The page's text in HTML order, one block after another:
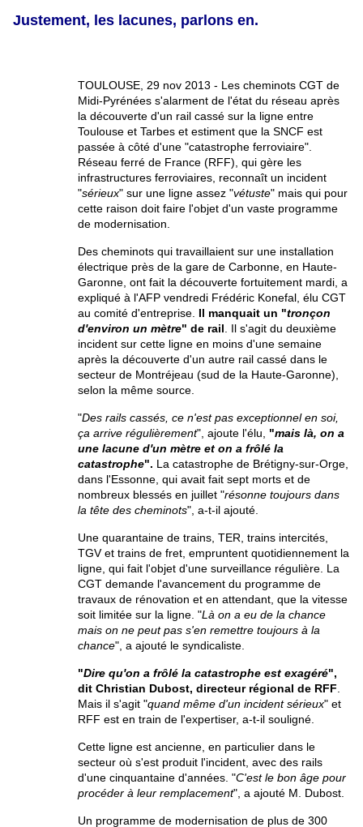
Justement, les lacunes, parlons en.
TOULOUSE, 29 nov 2013 - Les cheminots CGT de
Midi-Pyrénées s'alarment de l'état du réseau après
la découverte d'un rail cassé sur la ligne entre
Toulouse et Tarbes et estiment que la SNCF est
passée à côté d'une "catastrophe ferroviaire".
Réseau ferré de France (RFF), qui gère les
infrastructures ferroviaires, reconnaît un incident
"sérieux" sur une ligne assez "vétuste" mais qui pour
cette raison doit faire l'objet d'un vaste programme
de modernisation.
Des cheminots qui travaillaient sur une installation
électrique près de la gare de Carbonne, en Haute-
Garonne, ont fait la découverte fortuitement mardi, a
expliqué à l'AFP vendredi Frédéric Konefal, élu CGT
au comité d'entreprise. Il manquait un "tronçon
d'environ un mètre" de rail . Il s'agit du deuxième
incident sur cette ligne en moins d'une semaine
après la découverte d'un autre rail cassé dans le
secteur de Montréjeau (sud de la Haute-Garonne),
selon la même source.
"Des rails cassés, ce n'est pas exceptionnel en soi,
ça arrive régulièrement", ajoute l'élu, "mais là, on a
une lacune d'un mètre et on a frôlé la
catastrophe". La catastrophe de Brétigny-sur-Orge,
dans l'Essonne, qui avait fait sept morts et de
nombreux blessés en juillet "résonne toujours dans
la tête des cheminots", a-t-il ajouté.
Une quarantaine de trains, TER, trains intercités,
TGV et trains de fret, empruntent quotidiennement la
ligne, qui fait l'objet d'une surveillance régulière. La
CGT demande l'avancement du programme de
travaux de rénovation et en attendant, que la vitesse
soit limitée sur la ligne. "Là on a eu de la chance
mais on ne peut pas s'en remettre toujours à la
chance", a ajouté le syndicaliste.
"Dire qu'on a frôlé la catastrophe est exagéré",
dit Christian Dubost, directeur régional de RFF
Mais il s'agit "quand même d'un incident sérieux" et
RFF est en train de l'expertiser, a-t-il souligné.
Cette ligne est ancienne, en particulier dans le
secteur où s'est produit l'incident, avec des rails
d'une cinquantaine d'années. "C'est le bon âge pour
procéder à leur remplacement", a ajouté M. Dubost.
Un programme de modernisation de plus de 300